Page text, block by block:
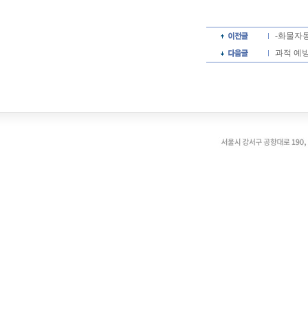
-화물자
과적 예